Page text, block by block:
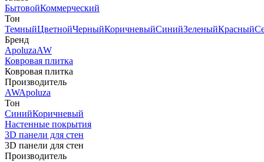
БытовойКоммерческий
Тон
ТемныйЦветнойЧерныйКоричневыйСинийЗеленыйКрасный
Бренд
ApoluzaAW
Ковровая плитка
Ковровая плитка
Производитель
AWApoluza
Тон
СинийКоричневый
Настенные покрытия
3D панели для стен
3D панели для стен
Производитель